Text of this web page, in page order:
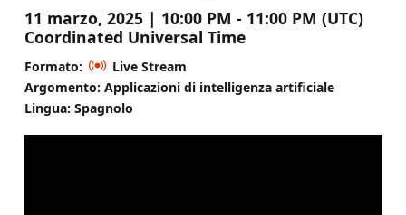
11 marzo, 2025 | 10:00 PM - 11:00 PM (UTC)
Coordinated Universal Time
Formato:
Live Stream
Argomento: Applicazioni di intelligenza artificiale
Lingua: Spagnolo